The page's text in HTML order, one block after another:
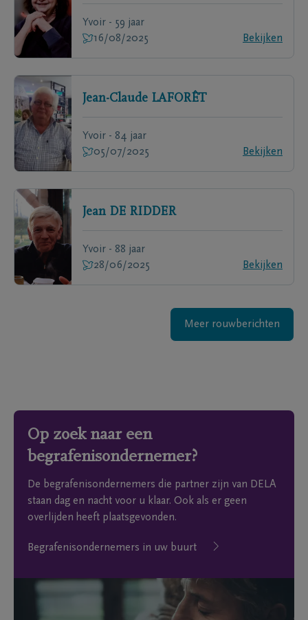
Yvoir - 59 jaar
16/08/2025
Bekijken
Jean-Claude LAFORÊT
Yvoir - 84 jaar
05/07/2025
Bekijken
Jean DE RIDDER
Yvoir - 88 jaar
28/06/2025
Bekijken
Meer rouwberichten
Op zoek naar een
begrafenisondernemer?
De begrafenisondernemers die partner zijn van DELA
staan dag en nacht voor u klaar. Ook als er geen
overlijden heeft plaatsgevonden.
Begrafenisondernemers in uw buurt